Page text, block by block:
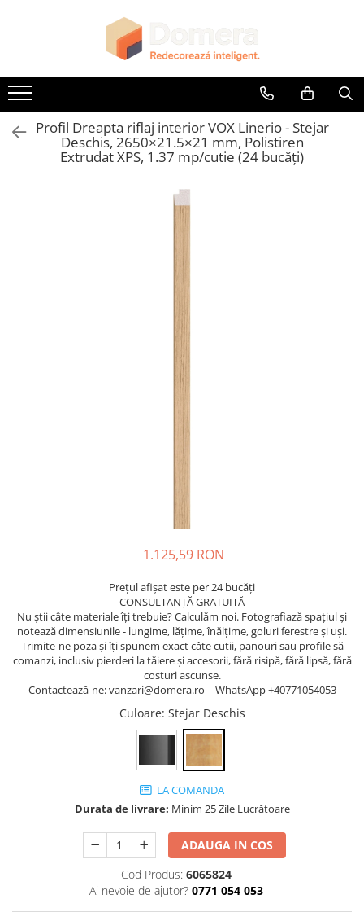
Toate Produsele
Parchet
Parchet SPC
Riflaje Decorative
Riflaj exterior
Profile Decorative Fatada
Lambriuri
Panouri Decorative Premium
Profil Dreapta riflaj interior VOX Linerio - Stejar
Deschis, 2650×21.5×21 mm, Polistiren
Extrudat XPS, 1.37 mp/cutie (24 bucăți)
1.125,59 RON
Prețul afișat este per 24 bucăți
CONSULTANȚĂ GRATUITĂ
Nu știi câte materiale îți trebuie? Calculăm noi. Fotografiază spațiul și
notează dimensiunile - lungime, lățime, înălțime, goluri ferestre și uși.
Trimite-ne poza și îți spunem exact câte cutii, panouri sau profile să
comanzi, inclusiv pierderi la tăiere și accesorii, fără risipă, fără lipsă, fără
costuri ascunse.
Contactează-ne: vanzari@domera.ro | WhatsApp +40771054053
Culoare: Stejar Deschis
LA COMANDA
Durata de livrare: Minim 25 Zile Lucrătoare
ADAUGA IN COS
Cod Produs: 6065824
Ai nevoie de ajutor? 0771 054 053